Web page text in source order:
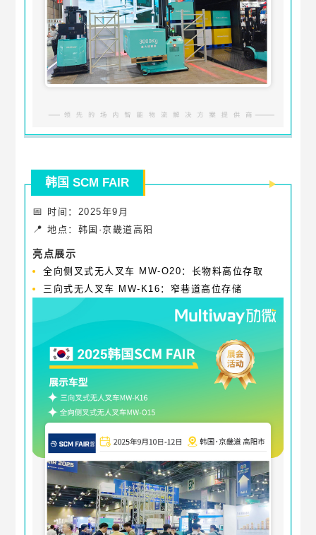
韩国 SCM FAIR
📅 时间：2025年9月
📍地点：韩国·京畿道高阳
亮点展示
全向侧叉式无人叉车 MW-O20：长物料高位存取
三向式无人叉车 MW-K16：窄巷道高位存储